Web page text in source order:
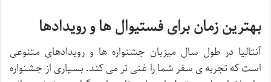
بهترین زمان برای فستیوال ها و رویدادها
آنتالیا در طول سال میزبان جشنواره ها و رویدادهای متنوعی
است که تجربه ی سفر شما را غنی تر می کند. بسیاری از جشنواره